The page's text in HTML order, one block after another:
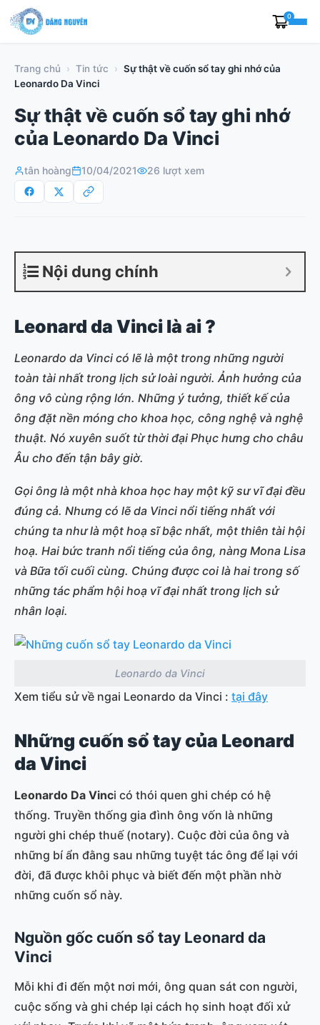
Skip
to
0
Trang chủ › Tin tức › Sự thật về cuốn sổ tay ghi nhớ của
Leonardo Da Vinci
Sự thật về cuốn sổ tay ghi nhớ
của Leonardo Da Vinci
tân hoàng 10/04/2021 26 lượt xem
Nội dung chính
Leonard da Vinci là ai ?
Leonardo da Vinci có lẽ là một trong những người
toàn tài nhất trong lịch sử loài người. Ảnh hưởng của
ông vô cùng rộng lớn. Những ý tưởng, thiết kế của
ông đặt nền móng cho khoa học, công nghệ và nghệ
thuật. Nó xuyên suốt từ thời đại Phục hưng cho châu
Âu cho đến tận bây giờ.
Gọi ông là một nhà khoa học hay một kỹ sư vĩ đại đều
đúng cả. Nhưng có lẽ da Vinci nổi tiếng nhất với
chúng ta như là một hoạ sĩ bậc nhất, một thiên tài hội
hoạ. Hai bức tranh nổi tiếng của ông, nàng Mona Lisa
và Bữa tối cuối cùng. Chúng được coi là hai trong số
những tác phẩm hội hoạ vĩ đại nhất trong lịch sử
nhân loại.
Leonardo da Vinci
Xem tiểu sử về ngai Leonardo da Vinci : tại đây
Những cuốn sổ tay của Leonard
da Vinci
Leonardo Da Vinci có thói quen ghi chép có hệ
thống. Truyền thống gia đình ông vốn là những
người ghi chép thuế (notary). Cuộc đời của ông và
những bí ẩn đằng sau những tuyệt tác ông để lại với
đời, đã được khôi phục và biết đến một phần nhờ
những cuốn sổ này.
Nguồn gốc cuốn sổ tay Leonard da
Vinci
Mỗi khi đi đến một nơi mới, ông quan sát con người,
cuộc sống và ghi chép lại cách họ sinh hoạt đối xử